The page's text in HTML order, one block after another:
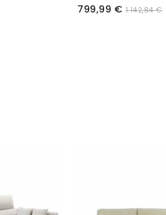
Precio
799,99 € 1.142,84 €